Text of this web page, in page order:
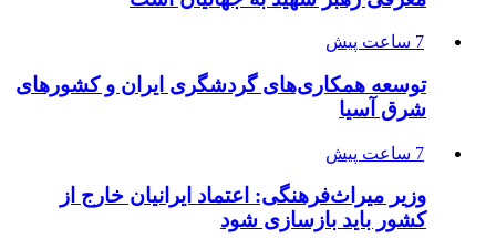
7 ساعت پیش
توسعه همکاری‌های گردشگری ایران و کشورهای
شرق آسیا
7 ساعت پیش
وزیر میراث‌فرهنگی: اعتماد ایرانیان خارج از
کشور باید بازسازی شود